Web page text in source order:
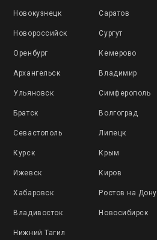
Новокузнецк Саратов
Новороссийск Сургут
Оренбург Кемерово
Архангельск Владимир
Ульяновск Симферополь
Братск Волгоград
Севастополь Липецк
Курск Крым
Ижевск Киров
Хабаровск Ростов на Дону
Владивосток Новосибирск
Нижний Тагил